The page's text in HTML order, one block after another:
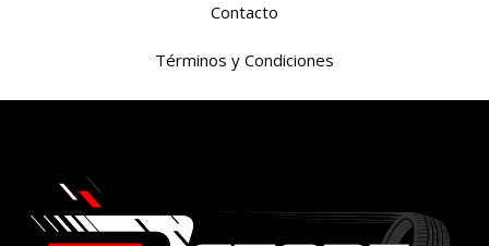
Contacto
Términos y Condiciones